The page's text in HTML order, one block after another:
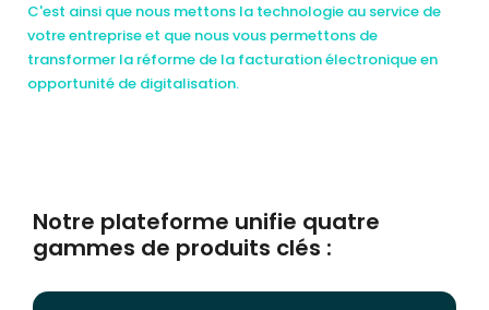
C'est ainsi que nous mettons la technologie au service de
votre entreprise et que nous vous permettons de
transformer la réforme de la facturation électronique en
opportunité de digitalisation.
Notre plateforme unifie quatre
gammes de produits clés :